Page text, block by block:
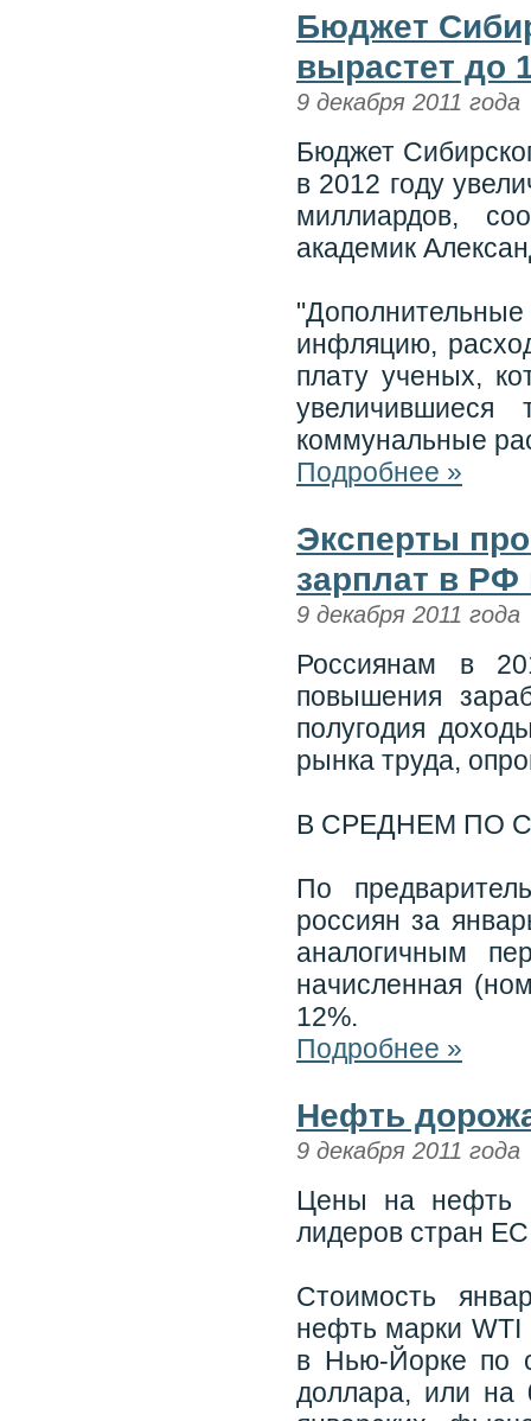
Бюджет
вырастет до
9 декабря 2011 года
Бюджет
в 2012 году
миллиардов,
академик
инфляцию,
плату ученых,
коммунальные
Подробнее »
Эксперты
зарплат в РФ
9 декабря 2011 года
Россиянам в
повышения
полугодия
рынка труда,
В СРЕДНЕМ ПО
По
россиян за
аналогичным
начисленная
12%.
Подробнее »
Нефть
9 декабря 2011 года
Цены на нефть
лидеров стран
Стоимость
нефть марки WTI
в Нью-Йорке по
доллара, или на